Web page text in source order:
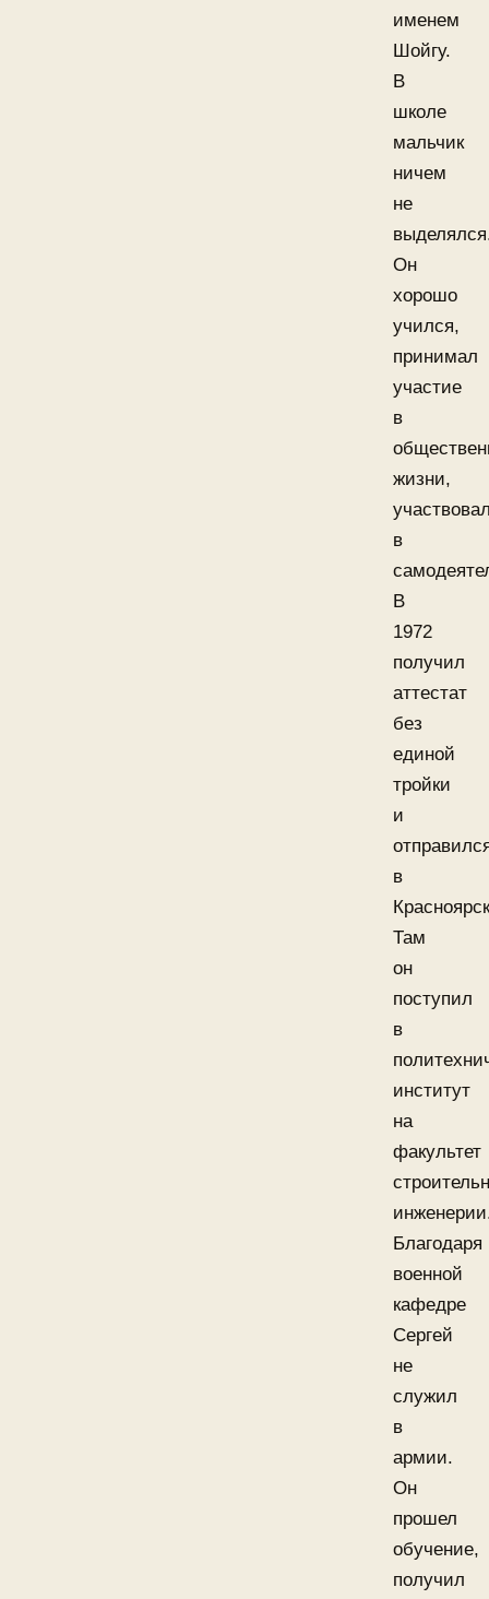
именем
Шойгу.
В
школе
мальчик
ничем
не
Он
хорошо
учился,
принимал
участие
в
жизни,
в
В
1972
получил
аттестат
без
единой
тройки
и
в
Там
он
поступил
в
институт
на
факультет
Благодаря
военной
кафедре
Сергей
не
служил
в
армии.
Он
прошел
обучение,
получил